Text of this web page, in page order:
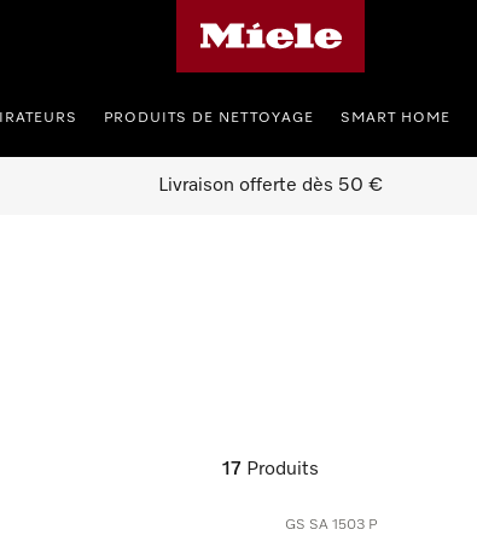
PRODUITS DE NETTOYAGE SMART HOME
Livraison offerte dès 50 €
17 Produits
GS SA 1503 P